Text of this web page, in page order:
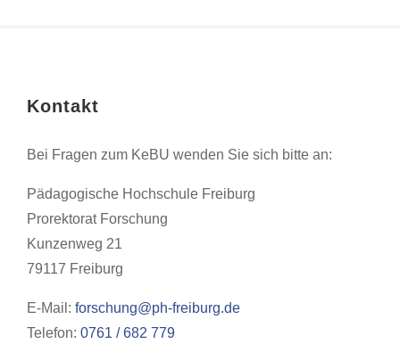
Kontakt
Bei Fragen zum KeBU wenden Sie sich bitte an:
Pädagogische Hochschule Freiburg
Prorektorat Forschung
Kunzenweg 21
79117 Freiburg
E-Mail: forschung@ph-freiburg.de
Telefon: 0761 / 682 779